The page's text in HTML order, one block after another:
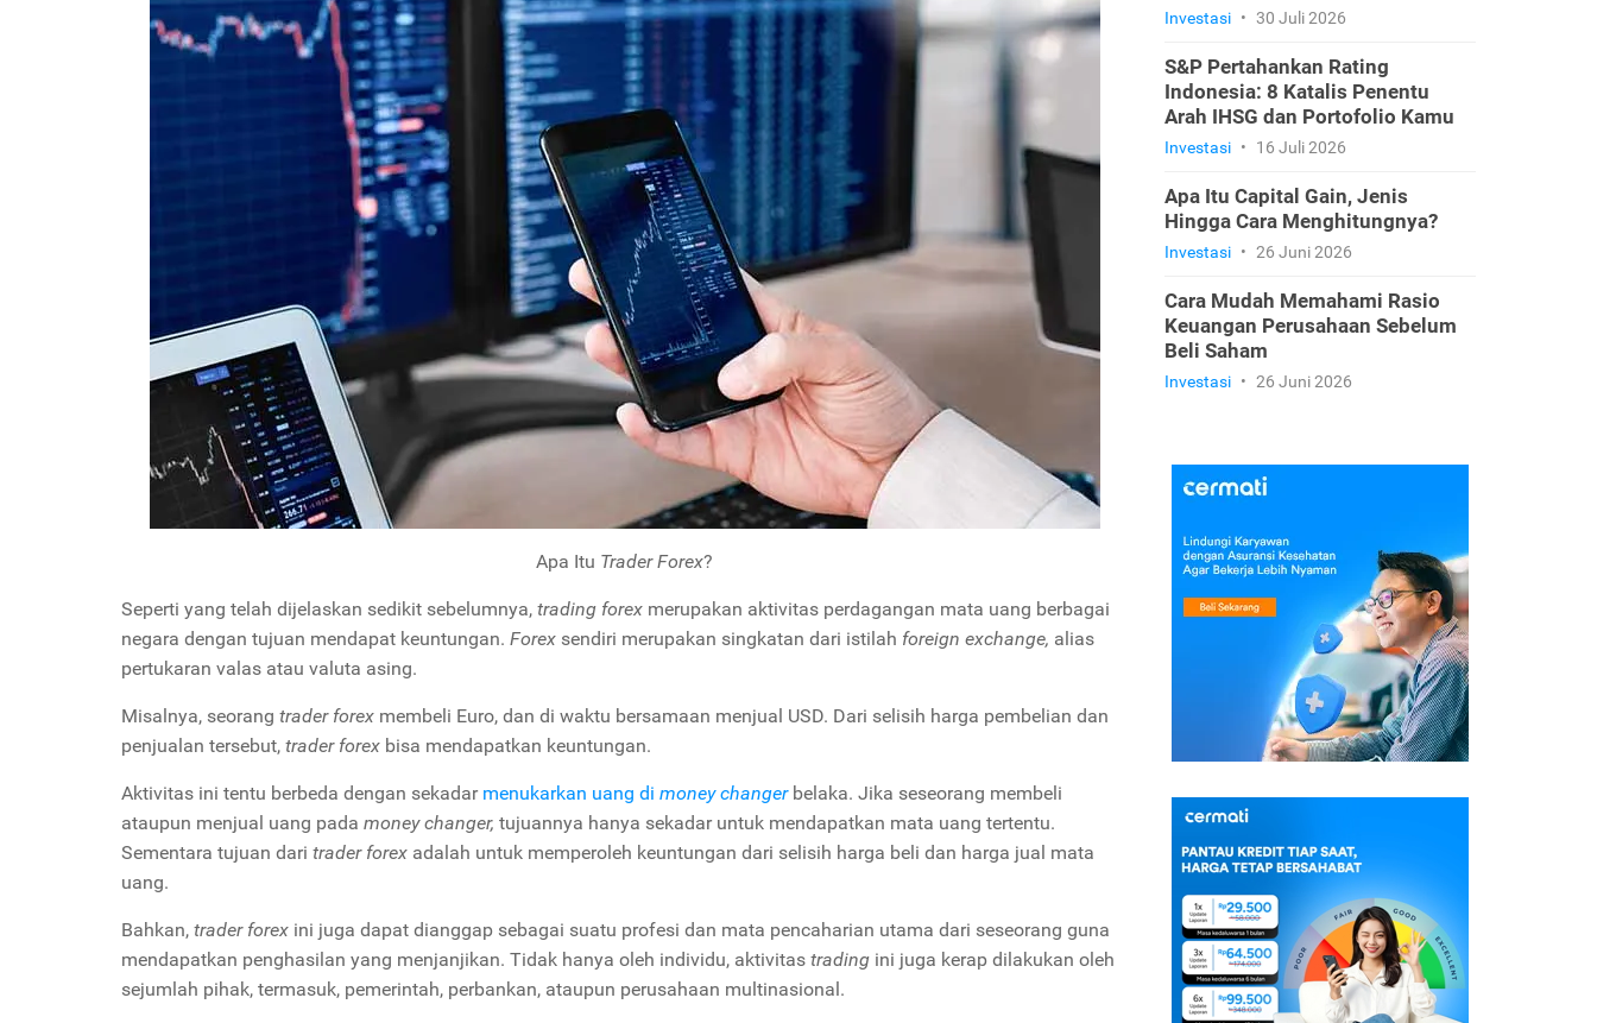
Apa Itu Trader Forex?
Seperti yang telah dijelaskan sedikit sebelumnya, trading forex merupakan aktivitas perdagangan mata uang berbagai
negara dengan tujuan mendapat keuntungan. Forex sendiri merupakan singkatan dari istilah foreign exchange, alias
pertukaran valas atau valuta asing.
Misalnya, seorang trader forex membeli Euro, dan di waktu bersamaan menjual USD. Dari selisih harga pembelian dan
penjualan tersebut, trader forex bisa mendapatkan keuntungan.
Aktivitas ini tentu berbeda dengan sekadar menukarkan uang di money changer belaka. Jika seseorang membeli
ataupun menjual uang pada money changer, tujuannya hanya sekadar untuk mendapatkan mata uang tertentu.
Sementara tujuan dari trader forex adalah untuk memperoleh keuntungan dari selisih harga beli dan harga jual mata
uang.
Bahkan, trader forex ini juga dapat dianggap sebagai suatu profesi dan mata pencaharian utama dari seseorang guna
mendapatkan penghasilan yang menjanjikan. Tidak hanya oleh individu, aktivitas trading ini juga kerap dilakukan oleh
sejumlah pihak, termasuk, pemerintah, perbankan, ataupun perusahaan multinasional.
Investasi • 30 Juli 2026
S&P Pertahankan Rating
Indonesia: 8 Katalis Penentu
Arah IHSG dan Portofolio Kamu
Investasi • 16 Juli 2026
Apa Itu Capital Gain, Jenis
Hingga Cara Menghitungnya?
Investasi • 26 Juni 2026
Cara Mudah Memahami Rasio
Keuangan Perusahaan Sebelum
Beli Saham
Investasi • 26 Juni 2026